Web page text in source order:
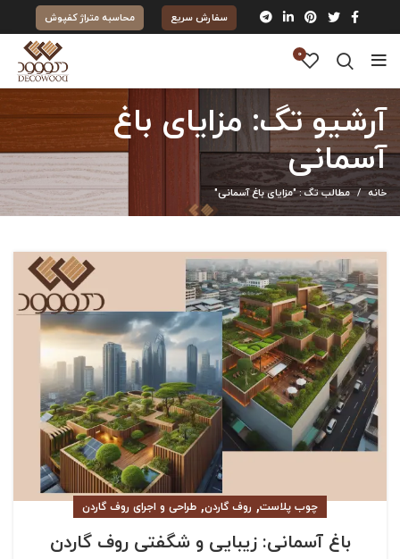
سفارش سریع محاسبه متراژ کفپوش
0
آرشیو تگ: مزایای باغ
آسمانی
خانه مطالب تگ : "مزایای باغ آسمانی"
چوب پلاست, روف گاردن, طراحی و اجرای روف گاردن
باغ آسمانی: زیبایی و شگفتی روف گاردن